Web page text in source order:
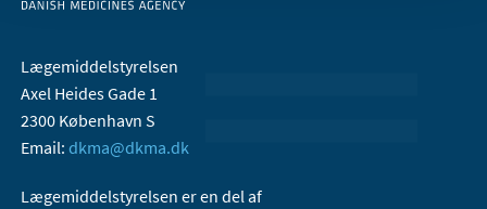
Lægemiddelstyrelsen
Axel Heides Gade 1
2300 København S
Email: dkma@dkma.dk
Lægemiddelstyrelsen er en del af